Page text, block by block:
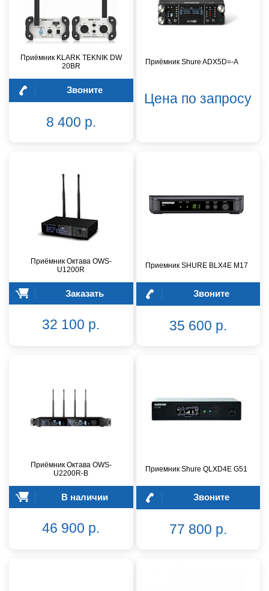
Приёмник KLARK TEKNIK DW
20BR
Звоните
8 400 р.
Приёмник Shure ADX5D=-A
Цена по запросу
Приёмник Октава OWS-
U1200R
Заказать
32 100 р.
Приемник SHURE BLX4E M17
Звоните
35 600 р.
Приёмник Октава OWS-
U2200R-B
В наличии
46 900 р.
Приемник Shure QLXD4E G51
Звоните
77 800 р.